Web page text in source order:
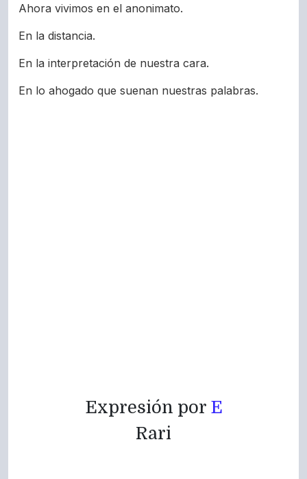
Ahora vivimos en el anonimato.
En la distancia.
En la interpretación de nuestra cara.
En lo ahogado que suenan nuestras palabras.
Expresión por E
Rari